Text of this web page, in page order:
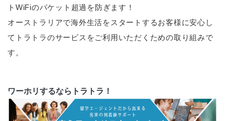
トWiFiのパケット超過を防ぎます！
オーストラリアで海外生活をスタートするお客様に安心し
てトラトラのサービスをご利用いただくための取り組みで
す。
ワーホリするならトラトラ！